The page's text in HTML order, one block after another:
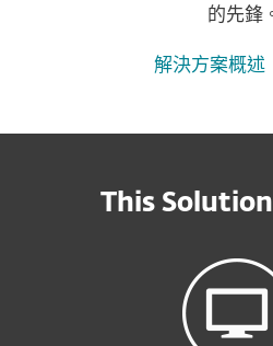
的先鋒
解決方案概述
This